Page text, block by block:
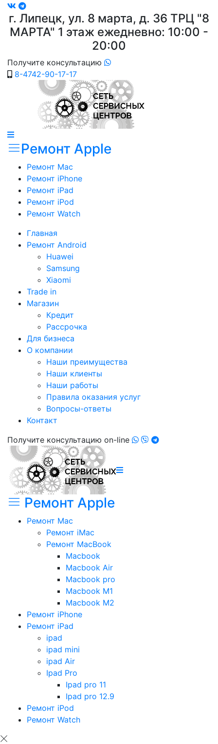
г. Липецк, ул. 8 марта, д. 36 ТРЦ "8
МАРТА" 1 этаж ежедневно: 10:00 -
20:00
Получите консультацию
8-4742-90-17-17
Ремонт Apple
Ремонт Mac
Ремонт iPhone
Ремонт iPad
Ремонт iPod
Ремонт Watch
Главная
Ремонт Android
Huawei
Samsung
Xiaomi
Trade in
Магазин
Кредит
Рассрочка
Для бизнеса
О компании
Наши преимущества
Наши клиенты
Наши работы
Правила оказания услуг
Вопросы-ответы
Контакт
Получите консультацию on-line
Ремонт Apple
Ремонт Mac
Ремонт iMac
Ремонт MacBook
Macbook
Macbook Air
Macbook pro
Macbook M1
Macbook M2
Ремонт iPhone
Ремонт iPad
ipad
ipad mini
ipad Air
Ipad Pro
Ipad pro 11
Ipad pro 12.9
Ремонт iPod
Ремонт Watch